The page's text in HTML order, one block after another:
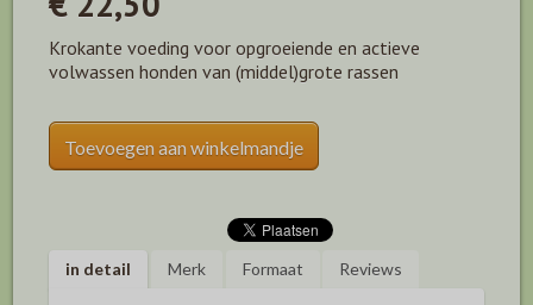
Krokante voeding voor opgroeiende en actieve
volwassen honden van (middel)grote rassen
Toevoegen aan winkelmandje
in detail Merk Formaat Reviews